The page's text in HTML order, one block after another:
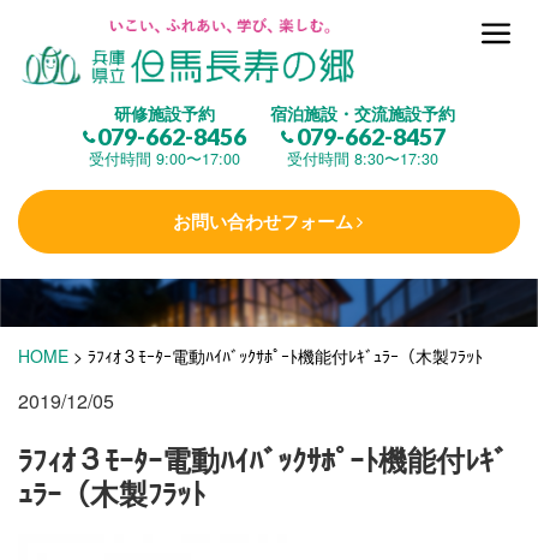
研修施設予約
079-662-8456
受付時間 9:00〜17:00
宿泊施設・交流施設予約
079-662-8457
受付時間 8:30〜17:30
お問い合わせフォーム
但馬長寿の郷とは
(研修施設)
楽しむ
学 ぶ(健康福祉)
泊まる (宿泊)
HOME > ﾗﾌｨｵ３ﾓｰﾀｰ電動ﾊｲﾊﾞｯｸｻﾎﾟｰﾄ機能付ﾚｷﾞｭﾗｰ（木製ﾌﾗｯﾄ
2019/12/05
ﾗﾌｨｵ３ﾓｰﾀｰ電動ﾊｲﾊﾞｯｸｻﾎﾟｰﾄ機能付ﾚｷﾞ
ｭﾗｰ（木製ﾌﾗｯﾄ